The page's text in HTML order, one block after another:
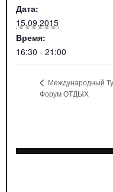
Дата:
15.09.2015
Время:
16:30 - 21:00
Международный
Форум ОТДЫХ